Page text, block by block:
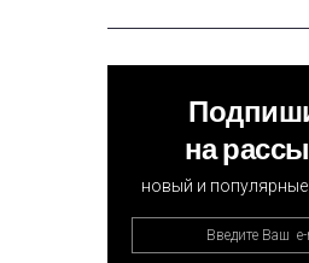
на
новый и